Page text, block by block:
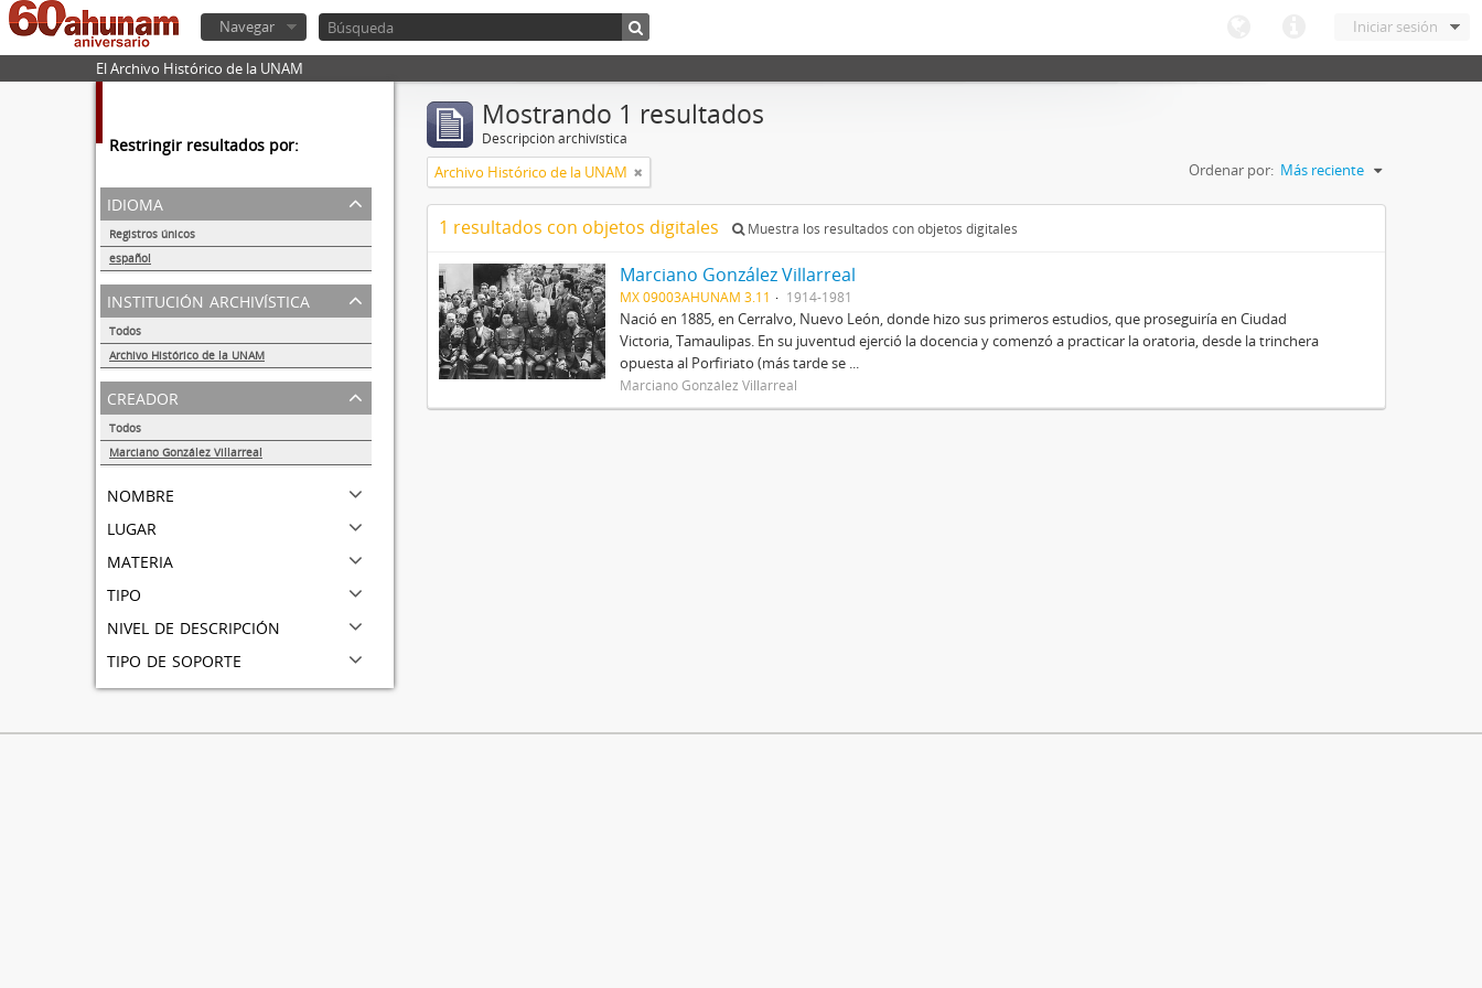
Iniciar sesión
Navegar
El Archivo Histórico de la UNAM
Restringir resultados por:
idioma
Registros únicos
español
1
institución archivística
Todos
Archivo Histórico de la UNAM
1
creador
Todos
Marciano González Villarreal
nombre
lugar
materia
tipo
nivel de descripción
tipo de soporte
Mostrando 1 resultados
Descripción archivística
Archivo Histórico de la UNAM Ordenar por: Más reciente
1 resultados con objetos digitales Muestra los resultados con objetos digitales
Marciano González Villarreal
MX 09003AHUNAM 3.11 1914-1981
Nació en 1885, en Cerralvo, Nuevo León, donde hizo sus primeros estudios, que proseguiría en Ciudad
Victoria, Tamaulipas. En su juventud ejerció la docencia y comenzó a practicar la oratoria, desde la trinchera
opuesta al Porfiriato (más tarde se ...
Marciano González Villarreal